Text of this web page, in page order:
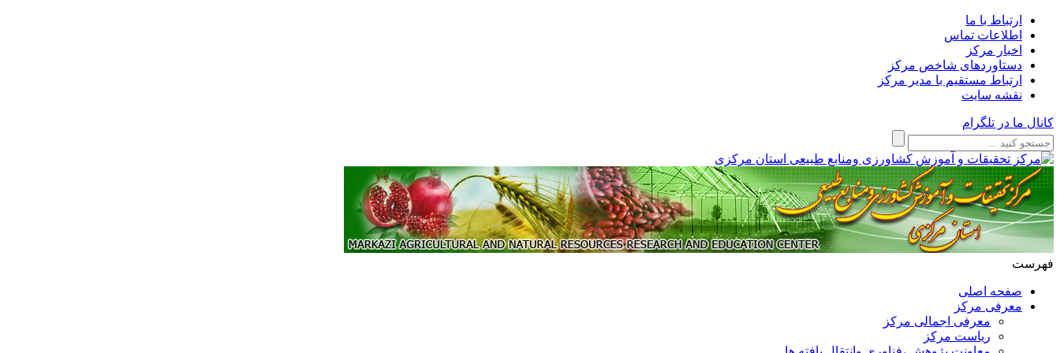
ارتباط با ما
اطلاعات تماس
اخبار مرکز
دستاوردهای شاخص مرکز
ارتباط مستقیم با مدیر مرکز
نقشه سایت
کانال ما در تلگرام
فهرست
صفحه اصلی
معرفی مرکز
معرفی اجمالی مرکز
ریاست مرکز